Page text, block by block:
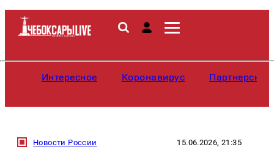
Интересное Коронавирус
Новости России 15.06.2026, 21:35